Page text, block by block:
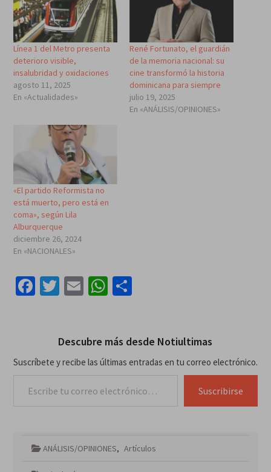
Línea 1 del Metro presenta
deterioro visible,
insalubridad y oxidaciones
agosto 11, 2025
En «Actualidades»
René Fortunato, el guardián
de la memoria nacional: su
cine transformó la historia
dominicana para siempre
julio 19, 2025
En «ANÁLISIS/OPINIONES»
«El partido Reformista no
está muerto, pero está en
coma», según Lila
Alburquerque
diciembre 26, 2024
En «NACIONALES»
Facebook
Twitter
EmailWhatsApp
Compartir
Descubre más desde Notiultimas
Suscríbete y recibe las últimas entradas en tu correo electrónico.
Suscribirse
ANÁLISIS/OPINIONES, Artículos